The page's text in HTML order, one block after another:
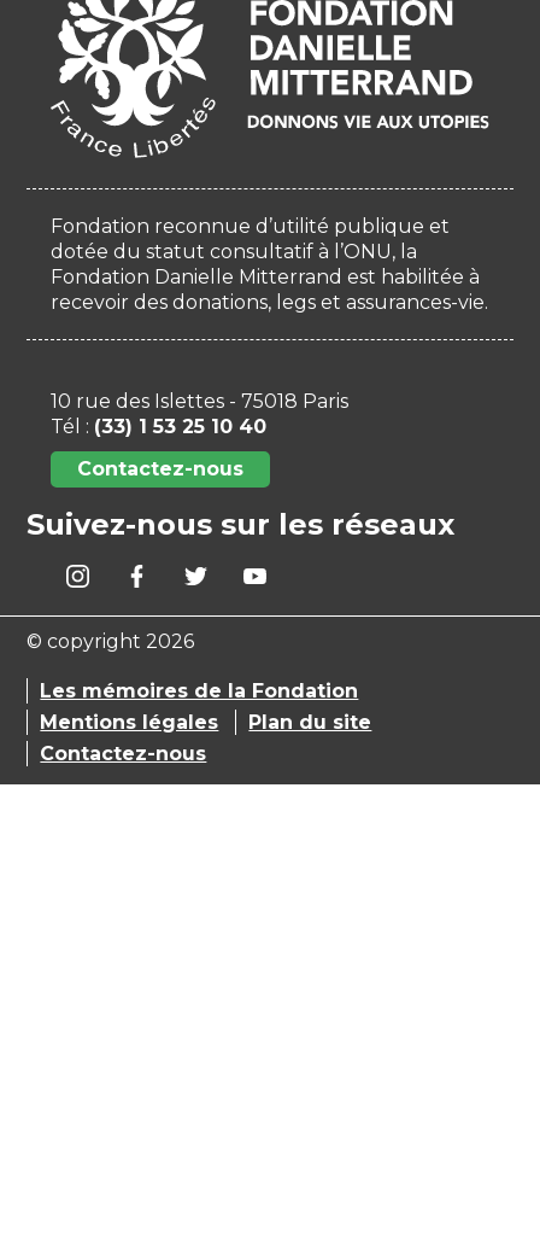
Fondation reconnue d’utilité publique et
dotée du statut consultatif à l’ONU, la
Fondation Danielle Mitterrand est habilitée à
recevoir des donations, legs et assurances-vie.
10 rue des Islettes - 75018 Paris
Tél : (33) 1 53 25 10 40
Contactez-nous
Suivez-nous sur les réseaux
© copyright 2026
Les mémoires de la Fondation
Mentions légales
Plan du site
Contactez-nous